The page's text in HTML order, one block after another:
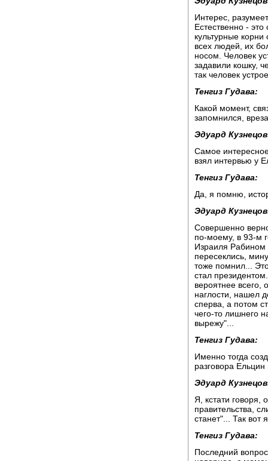
Интерес,
Естественно -
культурные
всех людей, их
носом. Человек
задавили кошку,
так человек
Тенгиз Гудава:
Какой момент,
запомнился,
Эдуард
Самое
взял интервью у
Тенгиз Гудава:
Да, я помню,
Эдуард
Совершенно
по-моему, в 93-м
Израиля Рабином
пересеклись,
тоже помнил...
стал
вероятнее всего,
наглости, нашел
сперва, а потом
чего-то лишнего
вырежу"...
Тенгиз Гудава:
Именно тогда
разговора
Эдуард
Я, кстати
правительства,
станет"... Так вот
Тенгиз Гудава:
Последний